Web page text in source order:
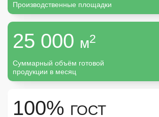
Производственные площадки
25 000 м2
Суммарный объём готовой
продукции в месяц
100% ГОСТ